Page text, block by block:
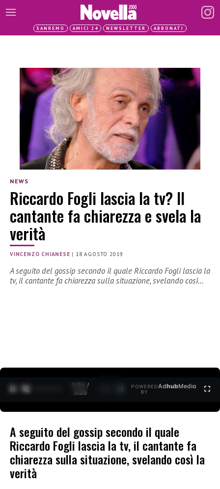
SANREMO AMICI 24 NEWSLETTER ABBONATI
NEWS
Riccardo Fogli lascia la tv? Il
cantante fa chiarezza e svela la
verità
VINCENZO CHIANESE | 18 AGOSTO 2019
A seguito del gossip secondo il quale Riccardo Fogli lascia la
tv, il cantante fa chiarezza sulla situazione, svelando così…
0:26 /
3:35
POWERED
BY
AdhubMedia
A seguito del gossip secondo il quale
Riccardo Fogli lascia la tv, il cantante fa
chiarezza sulla situazione, svelando così la
verità